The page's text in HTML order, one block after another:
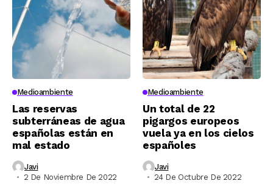
Medioambiente
Las reservas
subterráneas de agua
españolas están en
mal estado
Javi
2 De Noviembre De 2022
Medioambiente
Un total de 22
pigargos europeos
vuela ya en los cielos
españoles
Javi
24 De Octubre De 2022